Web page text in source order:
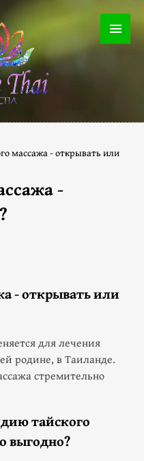
массажа - открывать или
-
- открывать или
для лечения
родине, в Таиланде.
стремительно
тайского
выгодно?